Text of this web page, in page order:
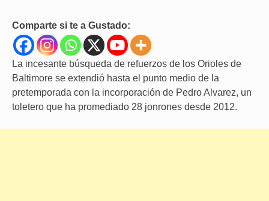
Comparte si te a Gustado:
La incesante búsqueda de refuerzos de los Orioles de
Baltimore se extendió hasta el punto medio de la
pretemporada con la incorporación de Pedro Alvarez, un
toletero que ha promediado 28 jonrones desde 2012.